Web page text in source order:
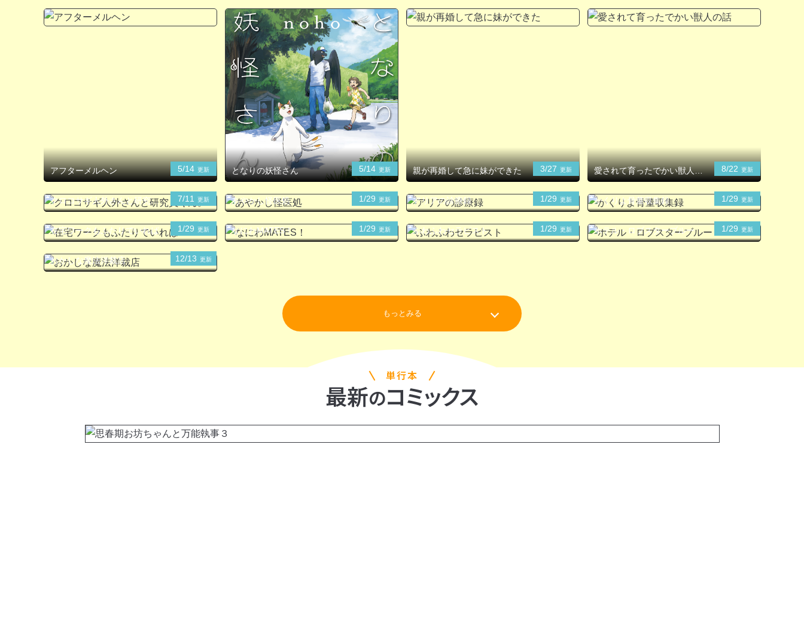
アフターメルヘン 5/14 更新 となりの妖怪さん 5/14 更新 親が再婚して急に妹ができた 3/27 更新
愛されて育ったでかい獣人の
話
8/22 更新
クロコサギ人外さんと研究員
くん。
7/11 更新 あやかし怪医処 1/29 更新 アリアの診療録 1/29 更新 かくりよ骨董収集録 1/29 更新
在宅ワークもふたりでいれば 1/29 更新 なにわMATES！ 1/29 更新 ふわふわセラピスト 1/29 更新 ホテル・ロブスターブルー 1/29 更新
おかしな魔法洋裁店 12/13 更新
もっとみる
単行本
最新のコミックス